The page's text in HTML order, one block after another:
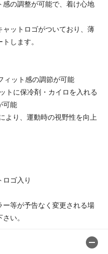
感の調整が可能で、着け心地
ットロゴがついており、薄
します。
ィット感の調節が可能
トに保冷剤・カイロを入れる
可能
より、運動時の視野性を向上
ロゴ入り
等が予告なく変更される場
い。